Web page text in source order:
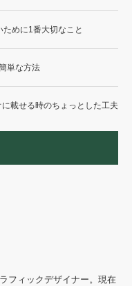
めに1番大切なこと
単な方法
載せる時のちょっとした工夫
フィックデザイナー。現在